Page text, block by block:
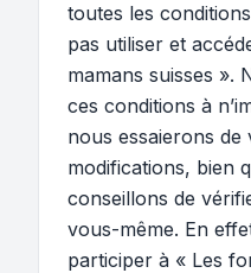
toutes les
pas utiliser et
mamans suisses ».
ces conditions à
nous essaierons
modifications, bien
conseillons de
vous-même. En
participer à « Les